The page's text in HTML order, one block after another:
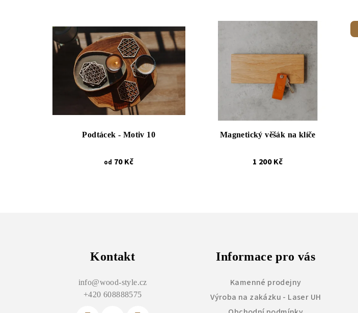
Podtácek - Motiv 10
od 70 Kč
Magnetický věšák na klíče
1 200 Kč
Kontakt
info@wood-style.cz
+420 608888575
Informace pro vás
Kamenné prodejny
Výroba na zakázku - Laser UH